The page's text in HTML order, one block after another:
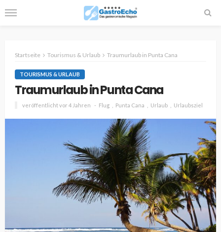
Startseite Tourismus & Urlaub Traumurlaub in Punta Cana
TOURISMUS & URLAUB
Traumurlaub in Punta Cana
veröffentlicht vor 4 Jahren Flug Punta Cana Urlaub Urlaubsziel